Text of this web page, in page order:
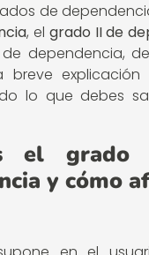
de
, el grado II de
dependencia,
breve
lo que debes
el
y cómo